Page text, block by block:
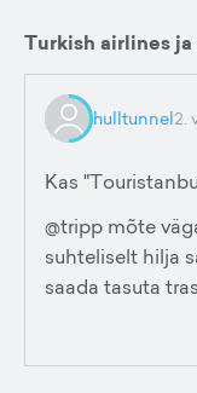
Turkish airlines
hulltunnel2.
Kas
@tripp mõte
suhteliselt hilja
saada tasuta